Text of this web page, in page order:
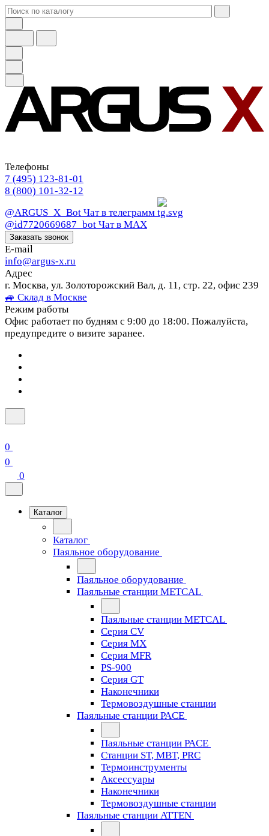
Телефоны
7 (495) 123-81-01
8 (800) 101-32-12
@ARGUS_X_Bot Чат в телеграмм
@id7720669687_bot Чат в МАХ
Заказать звонок
E-mail
info@argus-x.ru
Адрес
г. Москва, ул. Золоторожский Вал, д. 11, стр. 22, офис 239
🚙 Склад в Москве
Режим работы
Офис работает по будням с 9:00 до 18:00. Пожалуйста,
предупредите о визите заранее.
0
0
0
Каталог
Каталог
Паяльное оборудование
Паяльное оборудование
Паяльные станции METCAL
Паяльные станции METCAL
Серия CV
Серия MX
Серия MFR
PS-900
Серия GT
Наконечники
Термовоздушные станции
Паяльные станции PACE
Паяльные станции PACE
Станции ST, MBT, PRC
Термоинструменты
Аксессуары
Наконечники
Термовоздушные станции
Паяльные станции ATTEN